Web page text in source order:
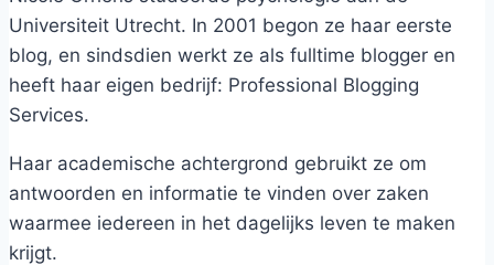
Universiteit Utrecht. In 2001 begon ze haar eerste
blog, en sindsdien werkt ze als fulltime blogger en
heeft haar eigen bedrijf: Professional Blogging
Services.
Haar academische achtergrond gebruikt ze om
antwoorden en informatie te vinden over zaken
waarmee iedereen in het dagelijks leven te maken
krijgt.